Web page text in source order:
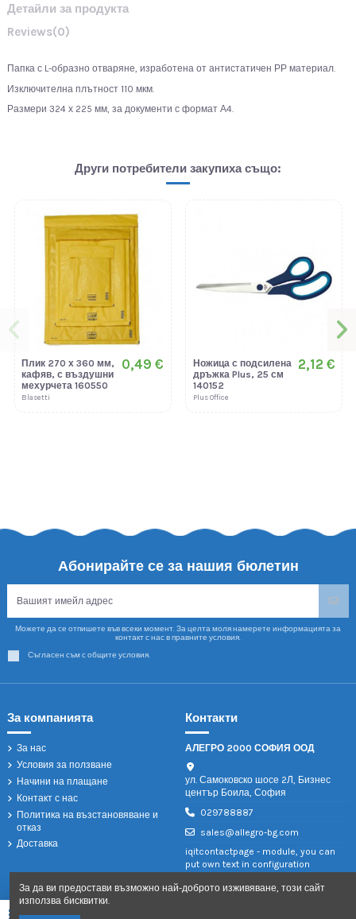
Детайли за продукта
Reviews(0)
Папка с L-образно отваряне, изработена от антистатичен РР материал.
Изключителна плътност 110 мкм.
Размери 324 х 225 мм, за документи с формат А4.
Други потребители закупиха също:
Плик 270 х 360 мм,
кафяв, с въздушни
мехурчета 160550
Blasetti
0,49 €
Ножица с подсилена
дръжка Plus, 25 см
140152
Plus Office
2,12 €
Абонирайте се за нашия бюлетин
Можете да се отпишете във всеки момент. За целта моля намерете информацията за
контакт с нас в правните условия.
Съгласен съм с общите условия.
За компанията
За нас
Условия за ползване
Начини на плащане
Контакт с нас
Политика на възстановяване и
отказ
Доставка
Контакти
АЛЕГРО 2000 СОФИЯ ООД
ул. Самоковско шосе 2Л, Бизнес
център Боила, София
029788887
sales@allegro-bg.com
iqitcontactpage - module, you can
put own text in configuration
За да ви предостави възможно най-доброто изживяване, този сайт
използва бисквитки.